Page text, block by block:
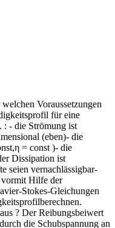
Voraussetzungen
für eine
: - die Strömung ist
(eben)- die
= const )- die
Dissipation ist
seien vernachlässigbar-
vormit Hilfe der
Stokes-Gleichungen
? Der Reibungsbeiwert
die Schubspannung an